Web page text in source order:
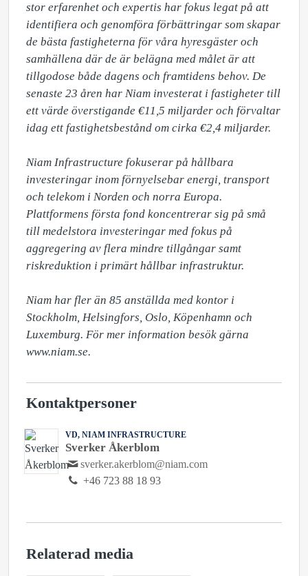
stor erfarenhet och expertis har fokus legat på att
identifiera och genomföra förbättringar som skapar
de bästa fastigheterna för våra hyresgäster och
samhällena där de är belägna med målet är att
tillgodose både dagens och framtidens behov. De
senaste 23 åren har Niam investerat i fastigheter till
ett värde överstigande €11,5 miljarder och förvaltar
idag ett fastighetsbestånd om cirka €2,4 miljarder.
Niam Infrastructure fokuserar på hållbara
investeringar inom förnyelsebar energi, transport
och telekom i Norden och norra Europa.
Plattformens första fond koncentrerar sig på små
till medelstora investeringar med fokus på
aggregering av flera mindre tillgångar samt
riskreduktion i primärt hållbar infrastruktur.
Niam har fler än 85 anställda med kontor i
Stockholm, Helsingfors, Oslo, Köpenhamn och
Luxemburg. För mer information besök gärna
www.niam.se.
Kontaktpersoner
VD, NIAM INFRASTRUCTURE
Sverker Åkerblom
sverker.akerblom@niam.com
+46 723 88 18 93
Relaterad media